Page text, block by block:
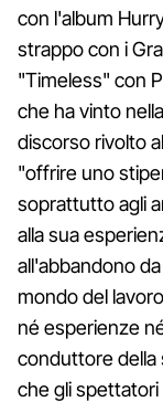
con l'album
strappo con i
"Timeless" con
che ha vinto
discorso rivolto
"offrire uno
soprattutto agli
alla sua
all'abbandono
mondo del
né esperienze
conduttore della
che gli spettatori